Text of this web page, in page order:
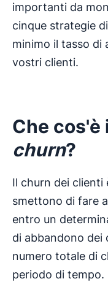
importanti da
cinque strategie
minimo il tasso di
vostri clienti.
Che cos'è
churn?
Il churn dei clienti
smettono di fare
entro un
di abbandono dei
numero totale di
periodo di tempo.